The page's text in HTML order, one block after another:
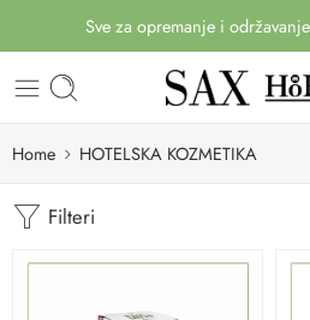
Sve za opremanje i
Home HOTELSKA KOZMETIKA
Filteri